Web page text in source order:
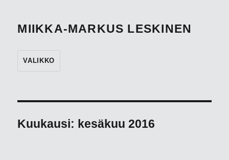
MIIKKA-MARKUS LESKINEN
VALIKKO
Kuukausi: kesäkuu 2016